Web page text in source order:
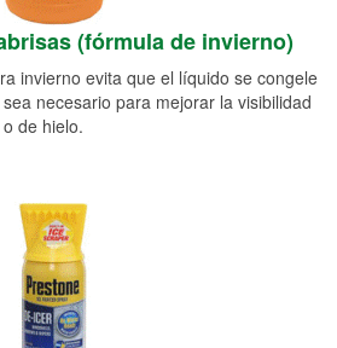
(fórmula de invierno)
invierno evita que el líquido se congele
necesario para mejorar la visibilidad
de hielo.